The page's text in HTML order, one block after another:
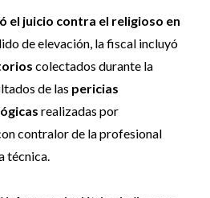
el juicio contra el religioso en
de elevación, la fiscal incluyó
colectados durante la
de las pericias
realizadas por
contralor de la profesional
técnica.